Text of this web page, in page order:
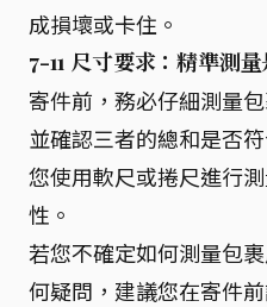
成損壞或卡住。
7-11 尺寸要求：精準測
寄件前，務必仔細測量
並確認三者的總和是否
您使用軟尺或捲尺進行
性。
若您不確定如何測量包
何疑問，建議您在寄件